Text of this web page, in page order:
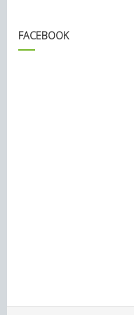
FACEBOOK